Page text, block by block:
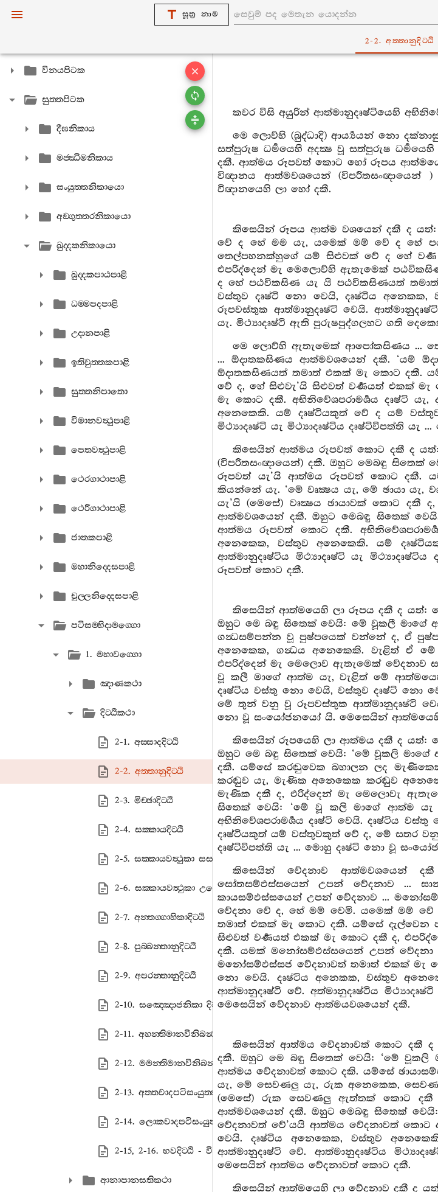
සූත්‍ර නාම
2-2. අත‍්තානුදිට‍්ඨි
විනයපිටක
සුත‍්තපිටක
දීඝනිකාය
මජ‍්ඣිමනිකාය
සංයුත‍්තනිකායො
අඞ‍්ගුත‍්තරනිකායො
ඛුද‍්දකනිකායො
ඛුද‍්දකපාඨපාළි
ධම‍්මපදපාළි
උදානපාළි
ඉතිවුත‍්තකපාළි
සුත‍්තනිපාතො
විමානවත්‍ථුපාළි
පෙතවත්‍ථුපාළි
ථෙරගාථාපාළි
ථෙරීගාථාපාළි
ජාතකපාළි
මහානිද‍්දෙසපාළි
චුල‍්ලනිද‍්දෙසපාළි
පටිසම‍්භිදාමග‍්ගො
1. මහාවග‍්ගො
ඤාණකථා
දිට‍්ඨිකථා
2-1. අස‍්සාදදිට‍්ඨි
2-2. අත‍්තානුදිට‍්ඨි
2-3. මිච‍්ඡාදිට‍්ඨි
2-4. සක‍්කායදිට‍්ඨි
2-5. සක‍්කායවත්‍ථුකා සස‍්සතදිට‍්ඨි
2-6. සක‍්කායවත්‍ථුකා උච‍්ඡෙදදිට‍්ඨි
2-7. අන‍්තග‍්ගාහිකාදිට‍්ඨි
2-8. පුබ‍්බන‍්තානුදිට‍්ඨි
2-9. අපරන‍්තානුදිට‍්ඨි
2-10. සඤ‍්ඤොජනිකා දිට‍්ඨි
2-11. අහන‍්තිමානවිනිබන්‍ධා දිට‍්ඨි
2-12. මමන‍්තිමානවිනිබන්‍ධා දිට‍්ඨි
2-13. අත‍්තවාදපටිසංයුත‍්තා දිට‍්ඨි
2-14. ලොකවාදපටිසංයුත‍්තා දිට‍්ඨි
2-15, 2-16. භවදිට‍්ඨි - විභවදිට‍්ඨියො
ආනාපානසතිකථා
කවර විසි අයුරින් ආත්මානුදෘෂ්ටියෙහි
මෙ ලොව්හි (බුද්ධාදි) ආර්‍ය්‍යයන් නො
සත්පුරුෂ ධර්‍මයෙහි අදක්‍ෂ වූ සත්පුරුෂ
දකී. ආත්මය රූපවත් කොට හෝ රූපය ආත්මයෙහි
විඥානය ආත්මවශයෙන්
විඥානයෙහි ලා හෝ දකී.
කිසෙයින් රූපය ආත්ම වශයෙන් දකී ද
වේ ද හේ මම යැ, යමෙක් මම් වේ ද හේ
තෙල්පහනක්හුගේ යම් සිළුවක් වේ ද හේ
එපරිද්දෙන් මැ මෙලොව්හි ඇතැමෙක්
ද හේ පඨවිකසිණ යැ යි පඨවිකසිණයත් තමාත්
වස්තුව දෘෂ්ටි නො වෙයි, දෘෂ්ටිය
රූපවස්තුක ආත්මානුදෘෂ්ටි වෙයි. ආත්මානුදෘෂ්ටිය
යැ. මිථ්‍යාදෘෂ්ටි ඇති පුරුෂපුද්ගලහට ගති
මෙ ලොව්හි ඇතැමෙක් ආපෝකසිණය ...
... ඕදාතකසිණය ආත්මවශයෙන් දකී. ‘යම්
ඕදාතකසිණයත් තමාත් එකක් මැ කොට දකී.
වේ ද, හේ සිළුවැ’යි සිළුවත් වර්‍ණයත් එකක්
මැ කොට දකී. අභිනිවේශපරාමර්‍ශය දෘෂ්ටි
අනෙකෙකි. යම් දෘෂ්ටියකුත් වේ ද යම්
මිථ්‍යාදෘෂ්ටි යැ මිථ්‍යාදෘෂ්ටිය දෘෂ්ටිවිපත්ති
කිසෙයින් ආත්මය රූපවත් කොට දකී ද යත්:
(විපරීතසංඥායෙන්) දකී. ඔහුට මෙබඳු සිතෙක්
රූපවත් යැ’යි ආත්මය රූපවත් කොට දකී.
කියන්නේ යැ. ‘මේ වෘක්‍ෂය යැ, මේ ඡායා යැ,
යැ’යි (මෙසේ) වෘක්‍ෂය ඡායාවක් කොට දකී
ආත්මවශයෙන් දකී. ඔහුට මෙබඳු සිතෙක්
ආත්මය රූපවත් කොට දකී.
අනෙකෙක, වස්තුව අනෙකෙකි. යම්
ආත්මානුදෘෂ්ටිය මිථ්‍යාදෘෂ්ටි යැ
රූපවත් කොට දකී.
කිසෙයින් ආත්මයෙහි ලා රූපය දකී ද යත්:
ඔහුට මෙ බඳු සිතෙක් වෙයි: මේ වූකලී මාගේ
ගන්‍ධසම්පන්න වූ පුෂ්පයෙක් වන්නේ ද, ඒ
අනෙකෙක, ගන්‍ධය අනෙකෙකි. වැළිත් ඒ
එපරිද්දෙන් මැ මෙලොව ඇතැමෙක් වේදනාව
වූ කලී මාගේ ආත්ම යැ, වැළිත් මේ
දෘෂ්ටිය වස්තු නො වෙයි, වස්තුව දෘෂ්ටි නො
මේ තුන් වනු වූ රූපවස්තුක ආත්මානුදෘෂ්ටි වෙයි.
නො වූ සංයෝජනයෝ යි. මෙසෙයින්
කිසෙයින් රූපයෙහි ලා ආත්මය දකී ද යත්:
ඔහුට මෙ බඳු සිතෙක් වෙයි: ‘මේ වූකලි
දකී. යම්සේ කරඬුවෙක බහාලන ලද
කරඬුව යැ, මැණික අනෙකෙක කරඬුව
මැණික දකී ද, එරිද්දෙන් මැ මෙලොවැ
සිතෙක් වෙයි: ‘මේ වූ කලි මාගේ ආත්ම
අභිනිවේශපරාමර්‍ශය දෘෂ්ටි වෙයි. දෘෂ්ටිය
දෘෂ්ටියකුත් යම් වස්තුවකුත් වේ ද, මේ සතර වනු
දෘෂ්ටිවිපත්ති යැ ... මොහු දෘෂ්ටි නො වූ
කිසෙයින් වේදනාව ආත්මවශයෙන්
සෝතසම්ඵස්සයෙන් උපන් වේදනාව ...
කායසම්ඵස්සයෙන් උපන් වේදනාව ...
වේදනා වේ ද, හේ මම් වෙමි. යමෙක් මම්
තමාත් එකක් මැ කොට දකී. යම්සේ දැල්වෙන
සිළුවත් වර්‍ණයත් එකක් මැ කොට දකී ද,
දකී. යමක් මනෝසම්ඵස්සයෙන් උපන් වේදනා
මනෝසම්ඵස්සජ වේදනාවත් තමාත් එකක් මැ
නො වෙයි. දෘෂ්ටිය අනෙකක, වස්තුව
ආත්මානුදෘෂ්ටි වේ. අත්මානුදෘෂ්ටිය
මෙසෙයින් වේදනාව ආත්මයවශයෙන් දකී.
කිසෙයින් ආත්මය වේදනාවත් කොට දකී ද
දකී. ඔහුට මෙ බඳු සිතෙක් වෙයි: ‘මේ වූකලි
ආත්මය වේදනාවත් කොට දකි. යම්සේ
යැ, මේ සෙවණලු යැ, රුක අනෙකෙක,
(මෙසේ) රුක සෙවණලු ඇත්තක් කොට දකී ද
ආත්මවශයෙන් දකී. ඔහුට මෙබඳු සිතෙක්
වේදනාවත් වේ’යයි ආත්මය වේදනාවත් කොට
වෙයි. දෘෂ්ටිය අනෙකෙක, වස්තුව
ආත්මානුදෘෂ්ටි වේ. ආත්මානුදෘෂ්ටිය
මෙසෙයින් ආත්මය වේදනාවත් කොට දකී.
කිසෙයින් ආත්මයෙහි ලා වේදනාව දකී ද